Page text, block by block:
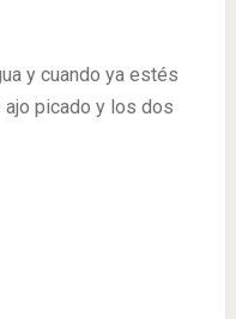
y cuando ya estés
picado y los dos